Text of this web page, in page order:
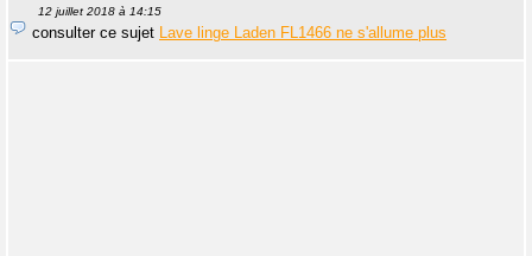
12 juillet 2018 à 14:15
consulter ce sujet Lave linge Laden FL1466 ne s'allume plus